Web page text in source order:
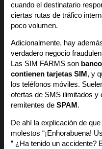
cuando el destinatario
ciertas rutas de tráfico
poco volumen.
Adicionalmente, hay
verdadero negocio
Las SIM FARMS son
contienen tarjetas SIM , y
los teléfonos móviles.
ofertas de SMS ilimitados
remitentes deSPAM .
De ahí la explicación de
molestos “¡Enhorabuena!
” ¿Ha tenido un accidente?